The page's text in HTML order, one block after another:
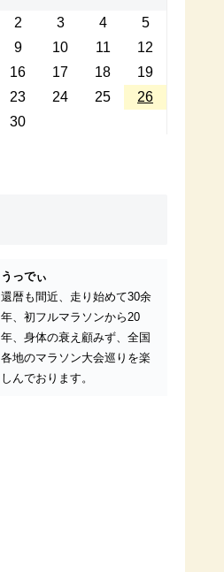
2 3 4
5
9 10 11
12
16 17 18
19
23 24 25
26
30
うっでぃ
還暦も間近、走り始めて30余
年、初フルマラソンから20
年、身体の衰え顧みず、全国
各地のマラソン大会巡りを楽
しんでおります。